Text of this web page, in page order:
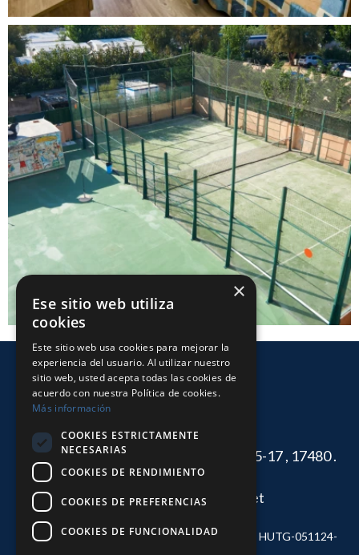
Hotel Nautilus. Carrer del Bergantí, 15-17 , 17480 .
Roses. Espanya.
nautilus@hotelnautilus.net
© Hotel Nautilus 2026. Registre d'establiment: HUTG-051124-
×
Ese sitio web utiliza
cookies
Este sitio web usa cookies para mejorar la
experiencia del usuario. Al utilizar nuestro
sitio web, usted acepta todas las cookies de
acuerdo con nuestra Política de cookies.
Más información
COOKIES ESTRICTAMENTE
NECESARIAS
COOKIES DE RENDIMIENTO
COOKIES DE PREFERENCIAS
COOKIES DE FUNCIONALIDAD